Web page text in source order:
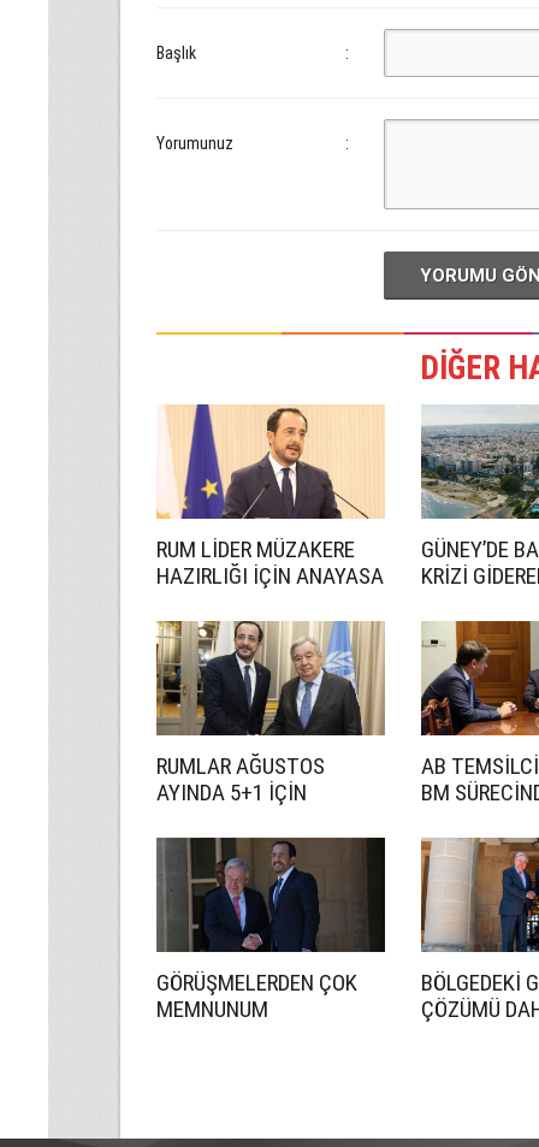
Başlık :
Yorumunuz :
YORUMU
DİĞER
RUM LİDER MÜZAKERE
HAZIRLIĞI İÇİN ANAYASA
GÜNEY’DE
KRİZİ
RUMLAR AĞUSTOS
AYINDA 5+1 İÇİN
AB
BM
İSTİYORUZ
GÖRÜŞMELERDEN ÇOK
MEMNUNUM
BÖLGEDEKİ
ÇÖZÜMÜ